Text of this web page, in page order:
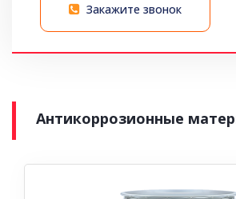
Закажите звонок
Антикоррозионные